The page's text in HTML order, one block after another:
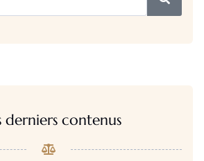
derniers contenus